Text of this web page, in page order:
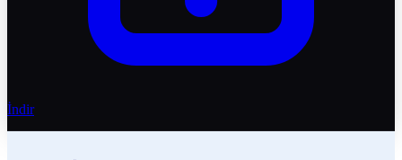
İndir